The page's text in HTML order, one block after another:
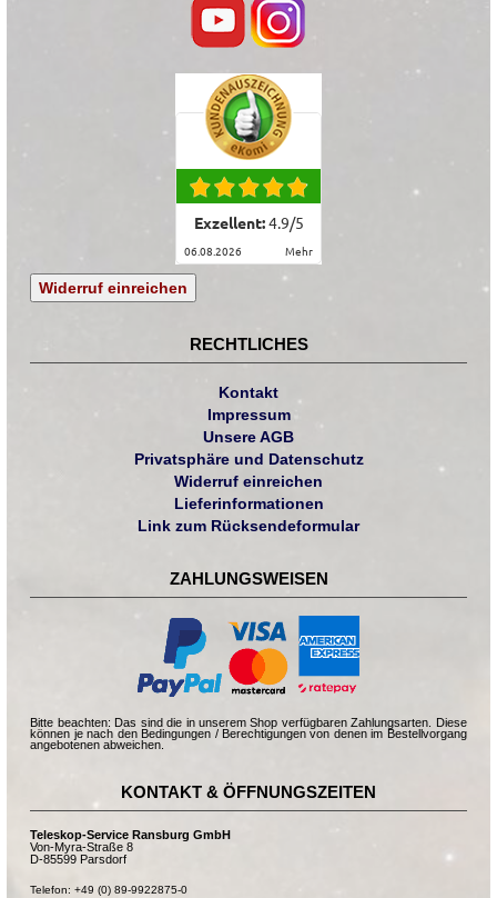
Exzellent:4.9/5
06.08.2026 mehr
Widerruf einreichen
RECHTLICHES
Kontakt
Impressum
Unsere AGB
Privatsphäre und Datenschutz
Widerruf einreichen
Lieferinformationen
Link zum Rücksendeformular
ZAHLUNGSWEISEN
Bitte beachten: Das sind die in unserem Shop verfügbaren Zahlungsarten. Diese
können je nach den Bedingungen / Berechtigungen von denen im Bestellvorgang
angebotenen abweichen.
KONTAKT & ÖFFNUNGSZEITEN
Teleskop-Service Ransburg GmbH
Von-Myra-Straße 8
D-85599 Parsdorf
Telefon: +49 (0) 89-9922875-0